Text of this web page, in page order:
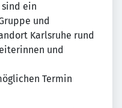
ein
und
Karlsruhe rund
und
Termin